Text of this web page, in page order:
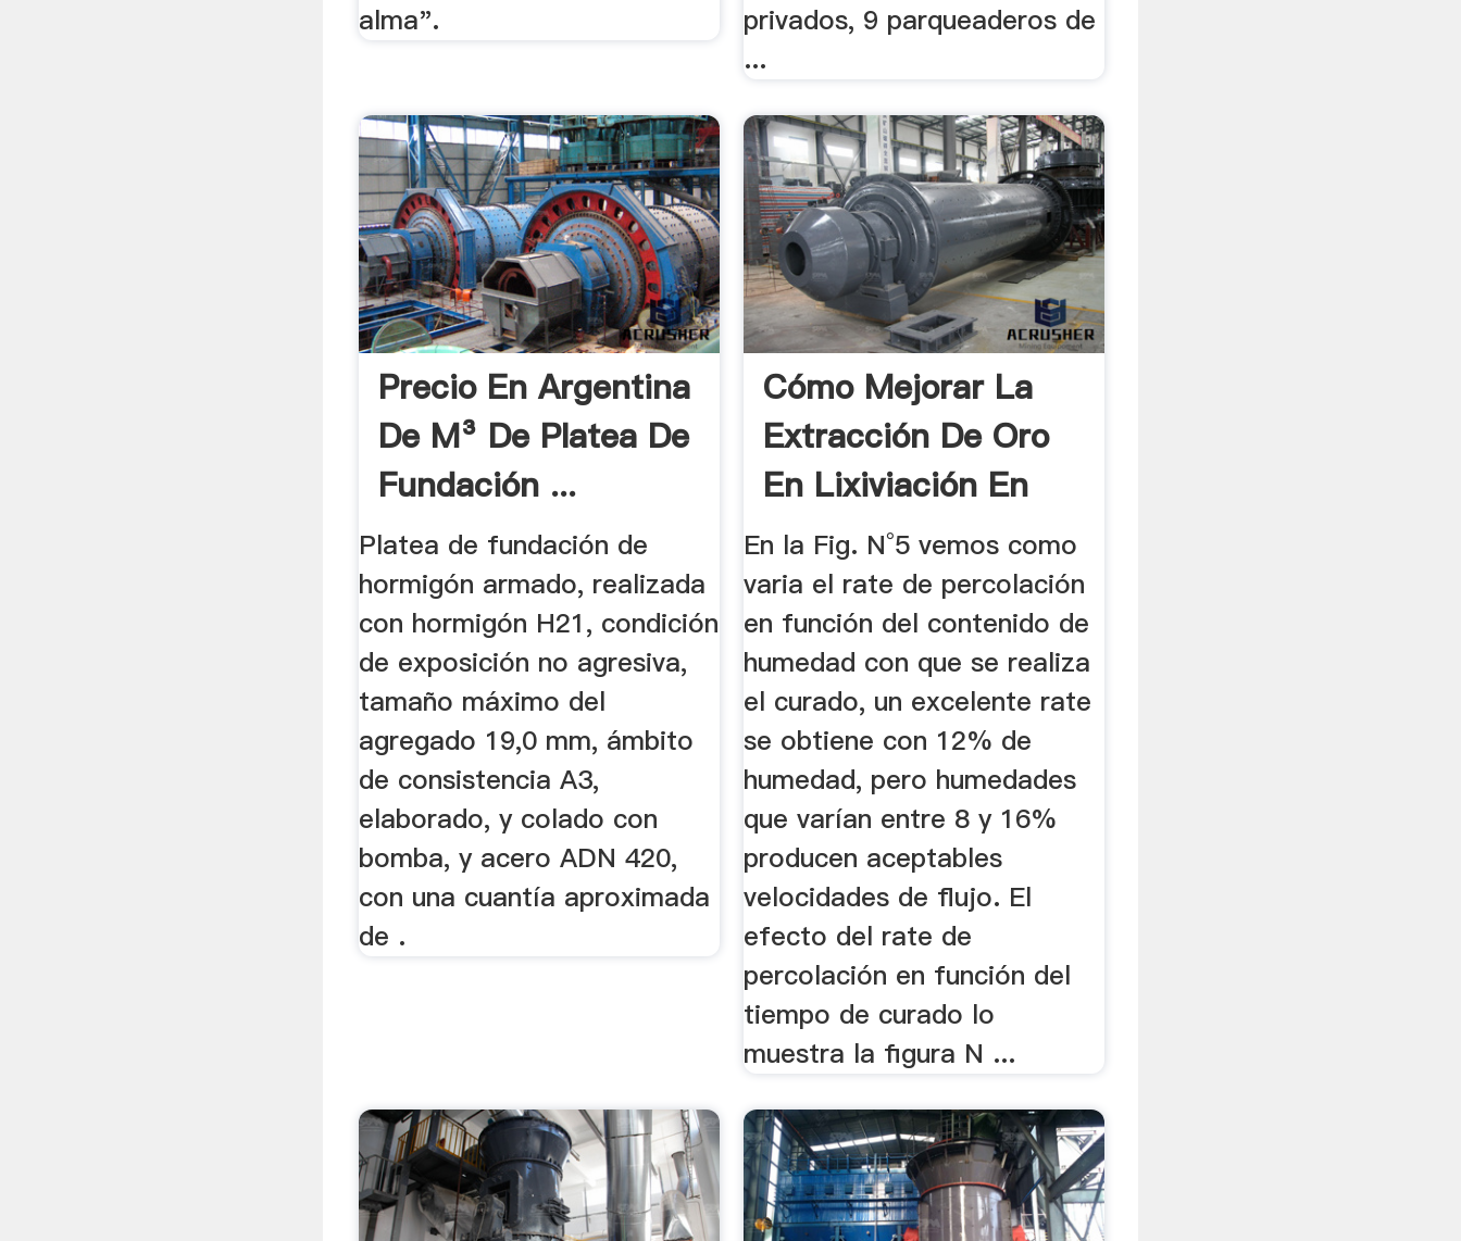
alma".
privados, 9 parqueaderos de
...
Precio En Argentina
De M³ De Platea De
Fundación ...
Platea de fundación de
hormigón armado, realizada
con hormigón H21, condición
de exposición no agresiva,
tamaño máximo del
agregado 19,0 mm, ámbito
de consistencia A3,
elaborado, y colado con
bomba, y acero ADN 420,
con una cuantía aproximada
de .
Cómo Mejorar La
Extracción De Oro
En Lixiviación En
Montón
En la Fig. N°5 vemos como
varia el rate de percolación
en función del contenido de
humedad con que se realiza
el curado, un excelente rate
se obtiene con 12% de
humedad, pero humedades
que varían entre 8 y 16%
producen aceptables
velocidades de flujo. El
efecto del rate de
percolación en función del
tiempo de curado lo
muestra la figura N ...